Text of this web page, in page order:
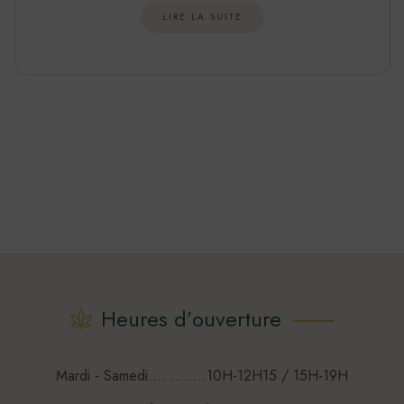
LIRE LA SUITE
Heures d’ouverture
Mardi - Samedi.............10H-12H15 / 15H-19H